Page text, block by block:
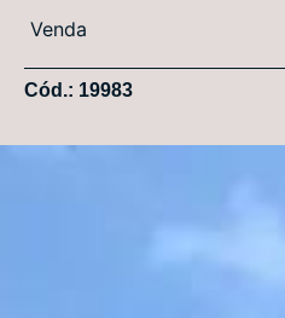
Venda
Cód.: 19983